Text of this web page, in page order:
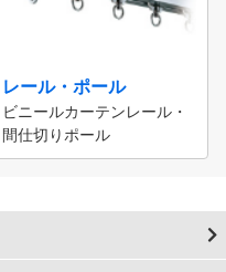
レール・ポール
ビニールカーテンレール・
間仕切りポール